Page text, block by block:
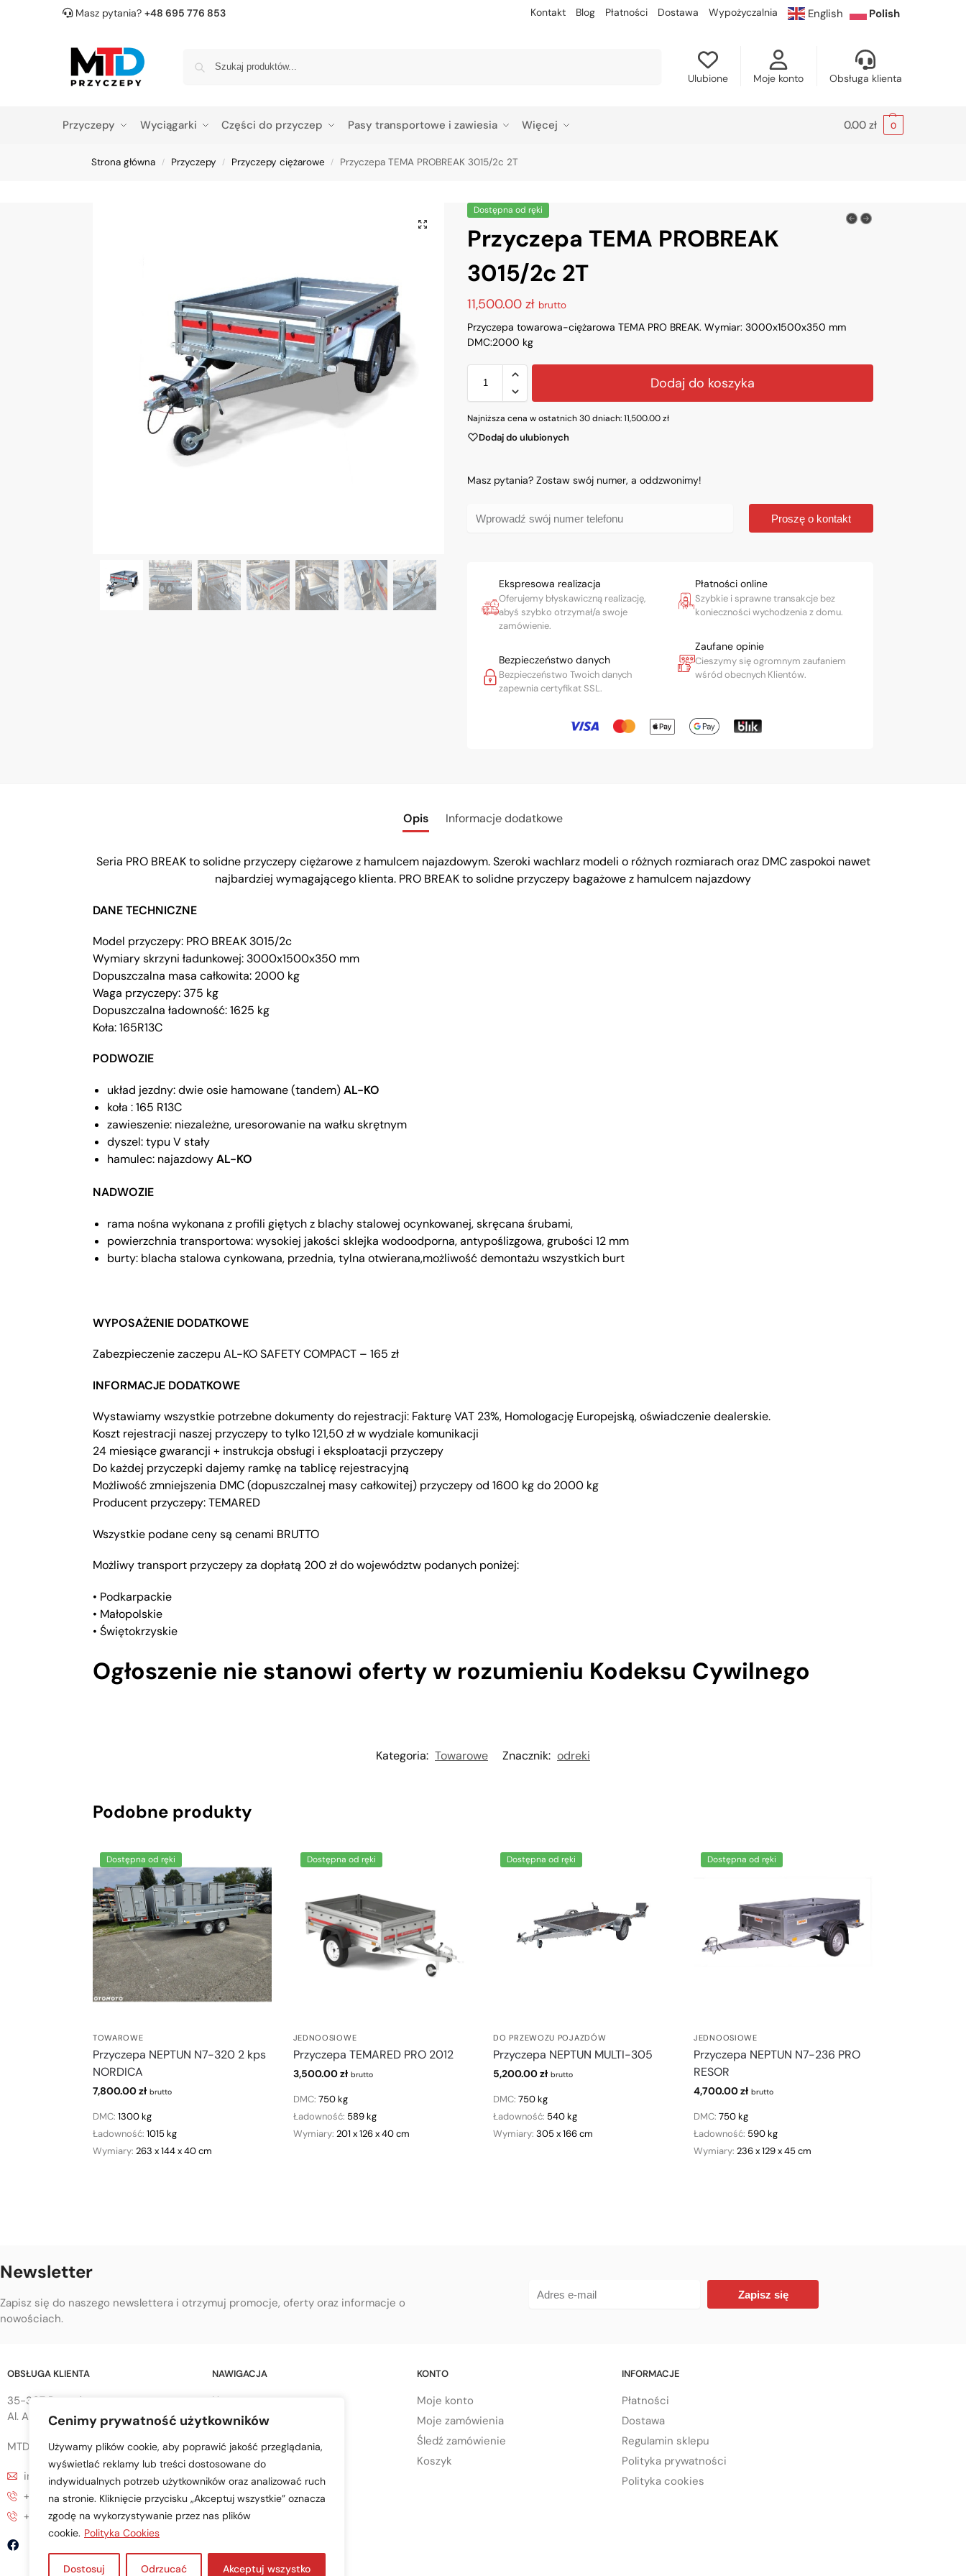
Cenimy prywatność użytkowników
Używamy plików cookie, aby poprawić jakość przeglądania,
wyświetlać reklamy lub treści dostosowane do
indywidualnych potrzeb użytkowników oraz analizować ruch
na stronie. Kliknięcie przycisku „Akceptuj wszystkie” oznacza
zgodę na wykorzystywanie przez nas plików
cookie. Polityka Cookies
Dostosuj Odrzucać Akceptuj wszystko
Masz pytania? +48 695 776 853 Kontakt Blog Płatności Dostawa Wypożyczalnia English Polish
Ulubione Moje konto Obsługa klienta
Przyczepy Wyciągarki Części do przyczep Pasy transportowe i zawiesia Więcej 0.00 zł 0
Strona główna / Przyczepy / Przyczepy ciężarowe / Przyczepa TEMA PROBREAK 3015/2c 2T
Dostępna od ręki
Przyczepa TEMA PROBREAK
3015/2c 2T
11,500.00zł brutto
Przyczepa towarowa-ciężarowa TEMA PRO BREAK. Wymiar: 3000x1500x350 mm
DMC:2000 kg
Dodaj do koszyka
Najniższa cena w ostatnich 30 dniach:11,500.00zł
Dodaj do ulubionych
Masz pytania? Zostaw swój numer, a oddzwonimy!
Proszę o kontakt
Ekspresowa realizacja
Oferujemy błyskawiczną realizację,
abyś szybko otrzymał/a swoje
zamówienie.
Bezpieczeństwo danych
Bezpieczeństwo Twoich danych
zapewnia certyfikat SSL.
Płatności online
Szybkie i sprawne transakcje bez
konieczności wychodzenia z domu.
Zaufane opinie
Cieszymy się ogromnym zaufaniem
wśród obecnych Klientów.
Opis Informacje dodatkowe
Seria PRO BREAK to solidne przyczepy ciężarowe z hamulcem najazdowym. Szeroki wachlarz modeli o różnych rozmiarach oraz DMC zaspokoi nawet
najbardziej wymagającego klienta. PRO BREAK to solidne przyczepy bagażowe z hamulcem najazdowy
DANE TECHNICZNE
Model przyczepy: PRO BREAK 3015/2c
Wymiary skrzyni ładunkowej: 3000x1500x350 mm
Dopuszczalna masa całkowita: 2000 kg
Waga przyczepy: 375 kg
Dopuszczalna ładowność: 1625 kg
Koła: 165R13C
PODWOZIE
układ jezdny: dwie osie hamowane (tandem)AL-KO
koła : 165 R13C
zawieszenie: niezależne, uresorowanie na wałku skrętnym
dyszel: typu V stały
hamulec: najazdowyAL-KO
NADWOZIE
rama nośna wykonana z profili giętych z blachy stalowej ocynkowanej, skręcana śrubami,
powierzchnia transportowa: wysokiej jakości sklejka wodoodporna, antypoślizgowa, grubości 12 mm
burty: blacha stalowa cynkowana, przednia, tylna otwierana,możliwość demontażu wszystkich burt
WYPOSAŻENIE DODATKOWE
Zabezpieczenie zaczepu AL-KO SAFETY COMPACT – 165 zł
INFORMACJE DODATKOWE
Wystawiamy wszystkie potrzebne dokumenty do rejestracji: Fakturę VAT 23%, Homologację Europejską, oświadczenie dealerskie.
Koszt rejestracji naszej przyczepy to tylko 121,50 zł w wydziale komunikacji
24 miesiące gwarancji + instrukcja obsługi i eksploatacji przyczepy
Do każdej przyczepki dajemy ramkę na tablicę rejestracyjną
Możliwość zmniejszenia DMC (dopuszczalnej masy całkowitej) przyczepy od 1600 kg do 2000 kg
Producent przyczepy: TEMARED
Wszystkie podane ceny są cenami BRUTTO
Możliwy transport przyczepy za dopłatą 200 zł do województw podanych poniżej:
• Podkarpackie
• Małopolskie
• Świętokrzyskie
Ogłoszenie nie stanowi oferty w rozumieniu Kodeksu Cywilnego
Kategoria: Towarowe Znacznik: odreki
Podobne produkty
Dostępna od ręki
TOWAROWE
Przyczepa NEPTUN N7-320 2 kps
NORDICA
7,800.00zł brutto
DMC: 1300 kg
Ładowność: 1015 kg
Wymiary: 263 x 144 x 40 cm
Dostępna od ręki
JEDNOOSIOWE
Przyczepa TEMARED PRO 2012
3,500.00zł brutto
DMC: 750 kg
Ładowność: 589 kg
Wymiary: 201 x 126 x 40 cm
Dostępna od ręki
DO PRZEWOZU POJAZDÓW
Przyczepa NEPTUN MULTI-305
5,200.00zł brutto
DMC:750 kg
Ładowność: 540 kg
Wymiary:305 x 166 cm
Dostępna od ręki
JEDNOOSIOWE
Przyczepa NEPTUN N7-236 PRO
RESOR
4,700.00zł brutto
DMC:750 kg
Ładowność: 590 kg
Wymiary:236 x 129 x 45 cm
Newsletter
Zapisz się do naszego newslettera i otrzymuj promocje, oferty oraz informacje o
nowościach.
Zapisz się
OBSŁUGA KLIENTA
35-307 Rzeszów
Al. Armii Krajowej 68
MTD sp. z o.o.
info@mtd-przyczepy.pl
+48 695 776 853
+48 17 857 71 54
NAWIGACJA
Home
Sklep
O Firmie
Blog
Obsługa klienta
KONTO
Moje konto
Moje zamówienia
Śledź zamówienie
Koszyk
INFORMACJE
Płatności
Dostawa
Regulamin sklepu
Polityka prywatności
Polityka cookies